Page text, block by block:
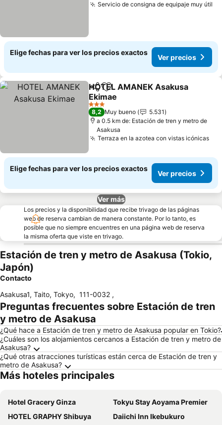
Servicio de consigna de equipaje muy útil
Elige fechas para ver los precios exactos
Ver precios
CompartirAgregar a favoritos
HOTEL AMANEK Asakusa
Ekimae
3 Estrellas
8,2 Muy bueno
5.531
a 0.5 km de: Estación de tren y metro de
Asakusa
Terraza en la azotea con vistas icónicas
Elige fechas para ver los precios exactos
Ver precios
Ver más
Los precios y la disponibilidad que recibe trivago de las páginas
web de reserva cambian de manera constante. Por lo tanto, es
posible que no siempre encuentres en una página web de reserva
la misma oferta que viste en trivago.
Estación de tren y metro de Asakusa (Tokio,
Japón)
Contacto
Asakusa1, Taito, Tokyo, 111-0032 ,
Preguntas frecuentes sobre Estación de tren
y metro de Asakusa
¿Qué hace a Estación de tren y metro de Asakusa popular en Tokio?
¿Cuáles son los alojamientos cercanos a Estación de tren y metro de
Asakusa?
¿Qué otras atracciones turísticas están cerca de Estación de tren y
metro de Asakusa?
Más hoteles principales
Hotel Gracery Ginza
Tokyu Stay Aoyama Premier
HOTEL GRAPHY Shibuya
Daiichi Inn Ikebukuro